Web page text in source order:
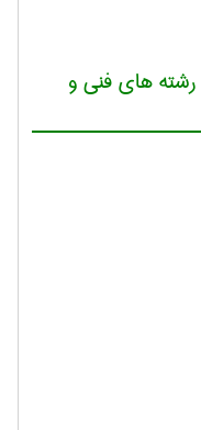
های فنی و